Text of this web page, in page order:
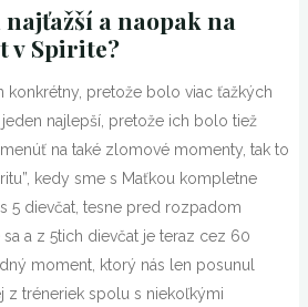
a naopak na
v Spirite?
konkrétny, pretože bolo viac ťažkých
najlepší, pretože ich bolo tiež
na také zlomové momenty, tak to
kedy sme s Maťkou kompletne
5 dievčat, tesne pred rozpadom
a z 5tich dievčat je teraz cez 60
moment, ktorý nás len posunul
tréneriek spolu s niekoľkými